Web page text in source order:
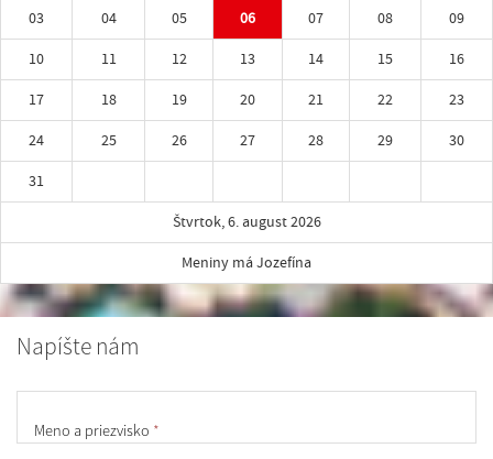
03
04 05 06 07 08
09
10
11 12 13 14 15
16
17
18 19 20 21 22
23
24
25 26 27 28 29
30
31
Štvrtok, 6. august 2026
Meniny má Jozefína
Napíšte nám
Meno a priezvisko *